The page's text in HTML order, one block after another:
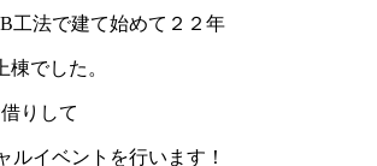
工法で建て始めて２２年
棟でした。
りして
ルイベントを行います！